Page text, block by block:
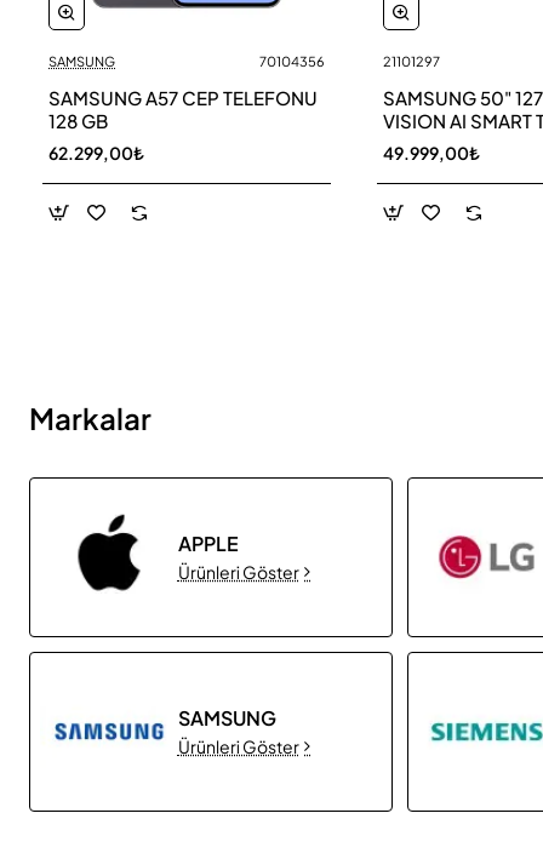
Yeni
SAMSUNG 70104356
SAMSUNG A57 CEP TELEFONU
128 GB
62.299,00₺
21101297
SAMSUNG 50"
VISION AI SMART
UE50M70HAU
49.999,00₺
Markalar
APPLE
Ürünleri Göster
SAMSUNG
Ürünleri Göster